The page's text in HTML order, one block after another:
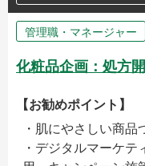
管理職・マネージャー
化粧品企画：処方
【お勧めポイント】
・肌にやさしい商
・デジタルマーケ